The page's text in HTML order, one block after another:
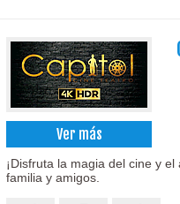
Ver más
¡Disfruta la magia del cine y
familia y amigos.